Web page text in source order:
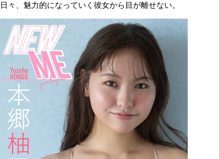
日々、魅力的になっていく彼女から目が離せない。